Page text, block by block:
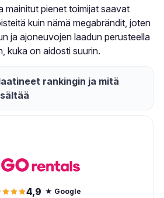
mainitut pienet toimijat saavat
kuin nämä megabrändit, joten
ja ajoneuvojen laadun perusteella
kuka on aidosti suurin.
rankingin ja mitä
4,9 ★ Google